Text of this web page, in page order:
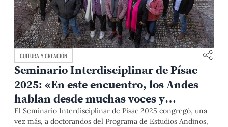
CULTURA Y CREACIÓN
Seminario Interdisciplinar de Písac
2025: «En este encuentro, los Andes
hablan desde muchas voces y
disciplinas»
El Seminario Interdisciplinar de Písac 2025 congregó, una
vez más, a doctorandos del Programa de Estudios Andinos,